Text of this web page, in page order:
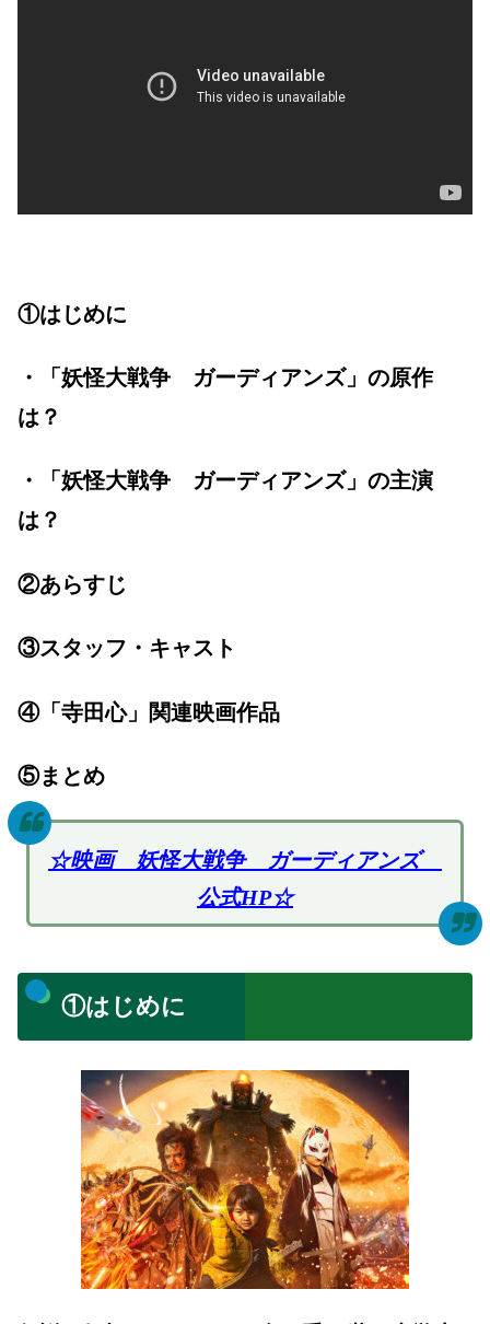
①はじめに
・「妖怪大戦争 ガーディアンズ」の原作
は？
・「妖怪大戦争 ガーディアンズ」の主演
は？
②あらすじ
③スタッフ・キャスト
④「寺田心」関連映画作品
⑤まとめ
☆映画 妖怪大戦争 ガーディアンズ
公式HP☆
①はじめに